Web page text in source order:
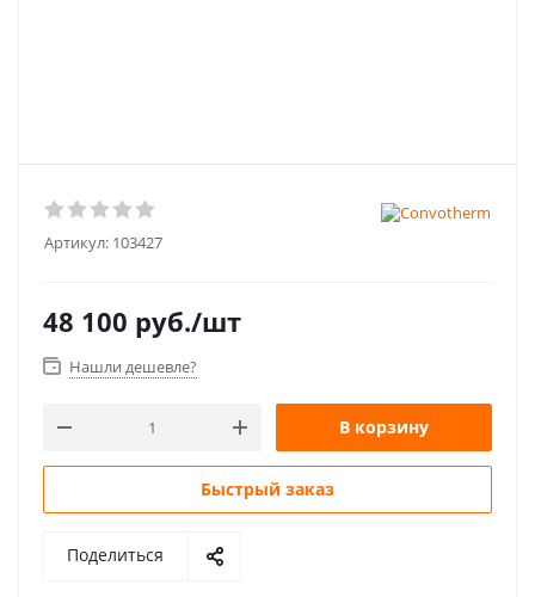
Артикул: 103427
48 100 руб./шт
Нашли дешевле?
В корзину
Быстрый заказ
Поделиться